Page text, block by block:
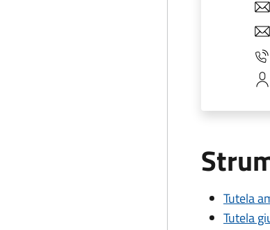
Tutela
Tutela